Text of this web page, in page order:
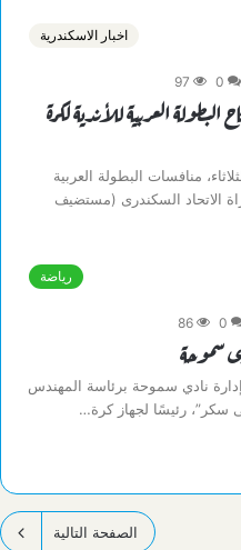
اخبار الاسكندرية
0
97
البطولة العربية للأندية لكرة
منافسات البطولة العربية
بمباراة الاتحاد السكندرى (مستضيف
رياضة
0
86
سموحة
نادي سموحة برئاسة المهندس
سكر”، رئيسًا لجهاز كرة…
الصفحة التالية